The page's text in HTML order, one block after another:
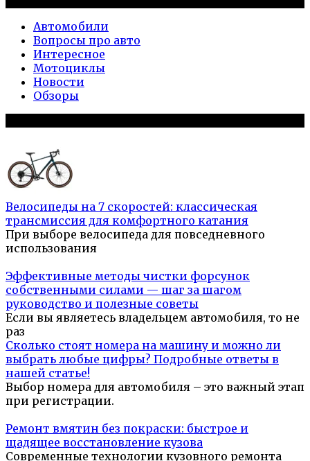
Автомобили
Вопросы про авто
Интересное
Мотоциклы
Новости
Обзоры
Велосипеды на 7 скоростей: классическая
трансмиссия для комфортного катания
При выборе велосипеда для повседневного
использования
Эффективные методы чистки форсунок
собственными силами — шаг за шагом
руководство и полезные советы
Если вы являетесь владельцем автомобиля, то не
раз
Сколько стоят номера на машину и можно ли
выбрать любые цифры? Подробные ответы в
нашей статье!
Выбор номера для автомобиля – это важный этап
при регистрации.
Ремонт вмятин без покраски: быстрое и
щадящее восстановление кузова
Современные технологии кузовного ремонта